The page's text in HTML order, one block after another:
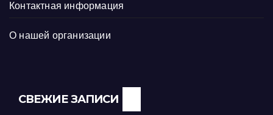
Контактная информация
О нашей организации
СВЕЖИЕ ЗАПИСИ